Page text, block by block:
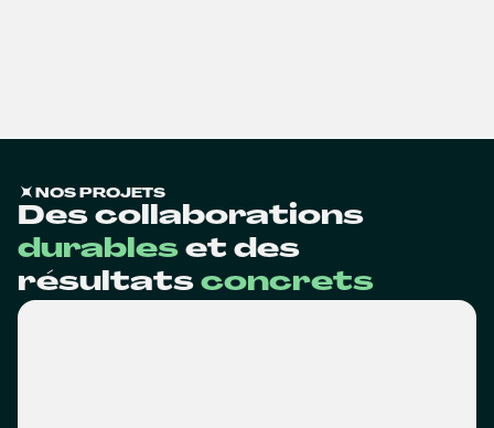
NOS PROJETS
Des collaborations
durables et des
résultats concrets